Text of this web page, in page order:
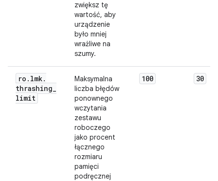
zwiększ tę
wartość, aby
urządzenie
było mniej
wrażliwe na
szumy.
ro . lmk.
thrashing_
limit
Maksymalna
liczba błędów
ponownego
wczytania
zestawu
roboczego
jako procent
łącznego
rozmiaru
pamięci
podręcznej
100 30